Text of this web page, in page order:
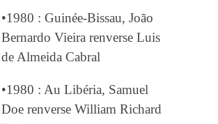
•1980 : Guinée-Bissau, João
Bernardo Vieira renverse Luis
de Almeida Cabral
•1980 : Au Libéria, Samuel
Doe renverse William Richard